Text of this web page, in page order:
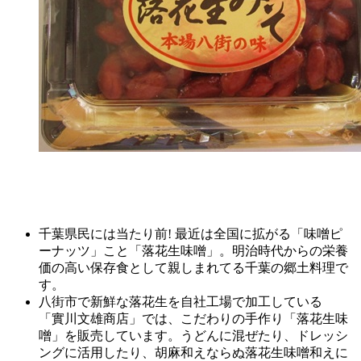
千葉県民には当たり前! 最近は全国に拡がる「味噌ピ
ーナッツ」こと「落花生味噌」。明治時代からの栄養
価の高い保存食として親しまれてる千葉の郷土料理で
す。
八街市で新鮮な落花生を自社工場で加工している
「 實川 文雄商店」では、こだわりの手作り「落花生味
噌」を販売しています。うどんに混ぜたり、ドレッシ
ングに活用したり、胡麻和えならぬ落花生味噌和えに